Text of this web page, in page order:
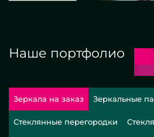
Наше портфолио
Зеркала на заказ Зеркальные
Стеклянные перегородки